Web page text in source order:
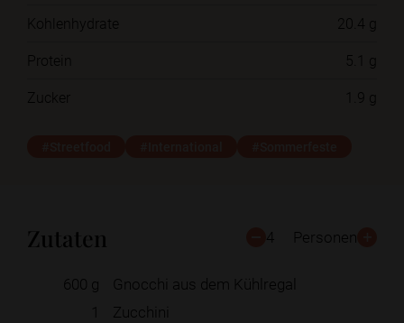
Kohlenhydrate
20.4 g
Protein
5.1 g
Zucker
1.9 g
Zutaten 4 Personen
600 g
Gnocchi aus dem Kühlregal
1
Zucchini